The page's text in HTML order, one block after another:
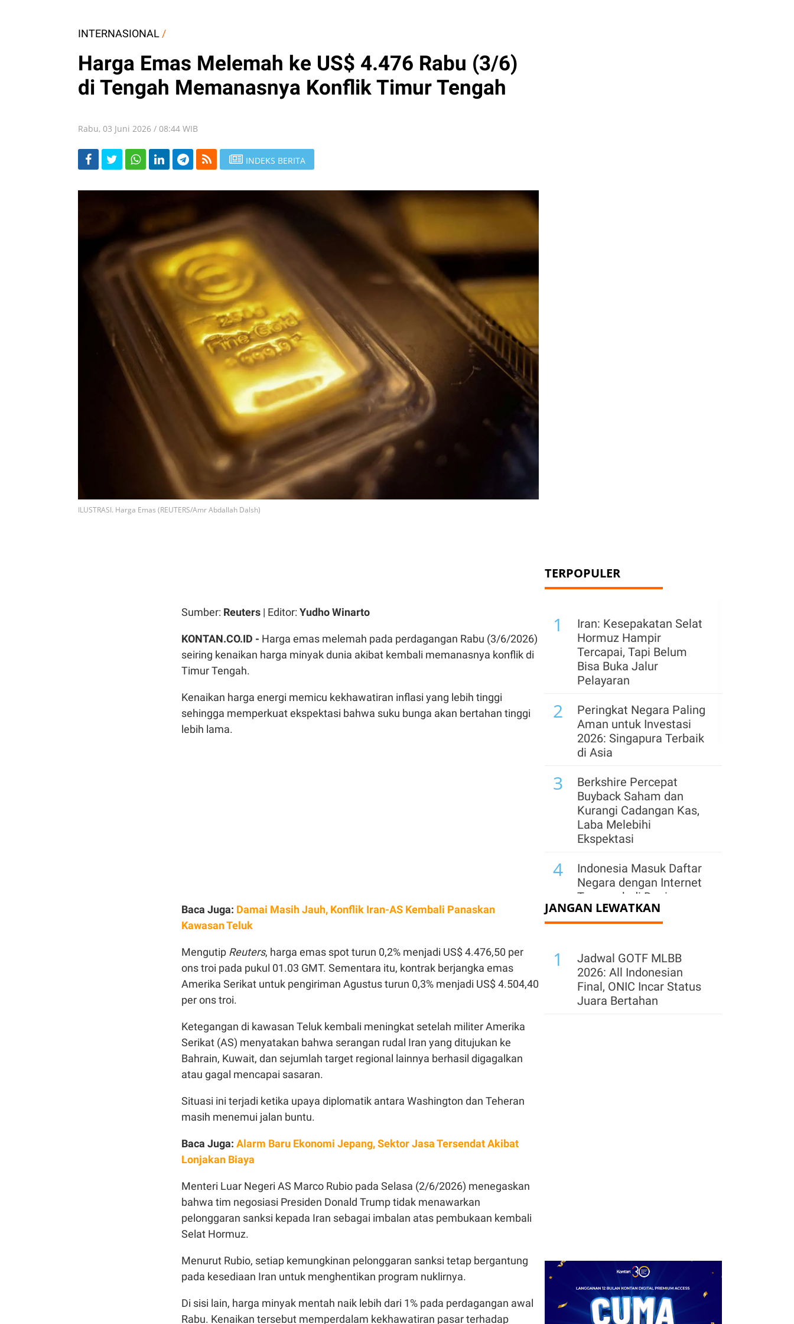
INTERNASIONAL /
Harga Emas Melemah ke US$ 4.476 Rabu (3/6)
di Tengah Memanasnya Konflik Timur Tengah
Rabu, 03 Juni 2026 / 08:44 WIB
INDEKS BERITA
ILUSTRASI. Harga Emas (REUTERS/Amr Abdallah Dalsh)
Sumber: Reuters | Editor: Yudho Winarto
KONTAN.CO.ID - Harga emas melemah pada perdagangan Rabu (3/6/2026)
seiring kenaikan harga minyak dunia akibat kembali memanasnya konflik di
Timur Tengah.
Kenaikan harga energi memicu kekhawatiran inflasi yang lebih tinggi
sehingga memperkuat ekspektasi bahwa suku bunga akan bertahan tinggi
lebih lama.
Baca Juga: Damai Masih Jauh, Konflik Iran-AS Kembali Panaskan
Kawasan Teluk
Mengutip Reuters, harga emas spot turun 0,2% menjadi US$ 4.476,50 per
ons troi pada pukul 01.03 GMT. Sementara itu, kontrak berjangka emas
Amerika Serikat untuk pengiriman Agustus turun 0,3% menjadi US$ 4.504,40
per ons troi.
Ketegangan di kawasan Teluk kembali meningkat setelah militer Amerika
Serikat (AS) menyatakan bahwa serangan rudal Iran yang ditujukan ke
Bahrain, Kuwait, dan sejumlah target regional lainnya berhasil digagalkan
atau gagal mencapai sasaran.
Situasi ini terjadi ketika upaya diplomatik antara Washington dan Teheran
masih menemui jalan buntu.
Baca Juga: Alarm Baru Ekonomi Jepang, Sektor Jasa Tersendat Akibat
Lonjakan Biaya
Menteri Luar Negeri AS Marco Rubio pada Selasa (2/6/2026) menegaskan
bahwa tim negosiasi Presiden Donald Trump tidak menawarkan
pelonggaran sanksi kepada Iran sebagai imbalan atas pembukaan kembali
Selat Hormuz.
Menurut Rubio, setiap kemungkinan pelonggaran sanksi tetap bergantung
pada kesediaan Iran untuk menghentikan program nuklirnya.
Di sisi lain, harga minyak mentah naik lebih dari 1% pada perdagangan awal
Rabu. Kenaikan tersebut memperdalam kekhawatiran pasar terhadap
TERPOPULER
1
Iran: Kesepakatan Selat
Hormuz Hampir
Tercapai, Tapi Belum
Bisa Buka Jalur
Pelayaran
2
Peringkat Negara Paling
Aman untuk Investasi
2026: Singapura Terbaik
di Asia
3
Berkshire Percepat
Buyback Saham dan
Kurangi Cadangan Kas,
Laba Melebihi
Ekspektasi
4
Indonesia Masuk Daftar
Negara dengan Internet
Termurah di Dunia
5
Apple Kuasai 65% Pasar
Dunia, Samsung Jauh di
Belakang
Kebakaran di Kilang
JANGAN LEWATKAN
1
Jadwal GOTF MLBB
2026: All Indonesian
Final, ONIC Incar Status
Juara Bertahan